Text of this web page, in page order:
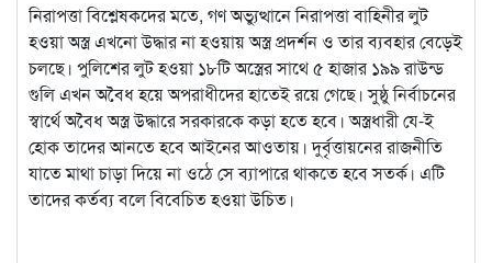
নিরাপত্তা বিশ্লেষকদের মতে, গণ অভ্যুত্থানে নিরাপত্তা বাহিনীর লুট
হওয়া অস্ত্র এখনো উদ্ধার না হওয়ায় অস্ত্র প্রদর্শন ও তার ব্যবহার বেড়েই
চলছে। পুলিশের লুট হওয়া ১৮টি অস্ত্রের সাথে ৫ হাজার ১৯৯ রাউন্ড
গুলি এখন অবৈধ হয়ে অপরাধীদের হাতেই রয়ে গেছে। সুষ্ঠু নির্বাচনের
স্বার্থে অবৈধ অস্ত্র উদ্ধারে সরকারকে কড়া হতে হবে। অস্ত্রধারী যে-ই
হোক তাদের আনতে হবে আইনের আওতায়। দুর্বৃত্তায়নের রাজনীতি
যাতে মাথা চাড়া দিয়ে না ওঠে সে ব্যাপারে থাকতে হবে সতর্ক। এটি
তাদের কর্তব্য বলে বিবেচিত হওয়া উচিত।